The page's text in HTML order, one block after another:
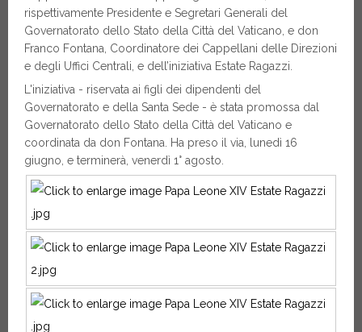
rispettivamente Presidente e Segretari Generali del
Governatorato dello Stato della Città del Vaticano, e don
Franco Fontana, Coordinatore dei Cappellani delle Direzioni
e degli Uffici Centrali, e dell’iniziativa Estate Ragazzi.
L'iniziativa - riservata ai figli dei dipendenti del
Governatorato e della Santa Sede - è stata promossa dal
Governatorato dello Stato della Città del Vaticano e
coordinata da don Fontana. Ha preso il via, lunedì 16
giugno, e terminerà, venerdì 1° agosto.